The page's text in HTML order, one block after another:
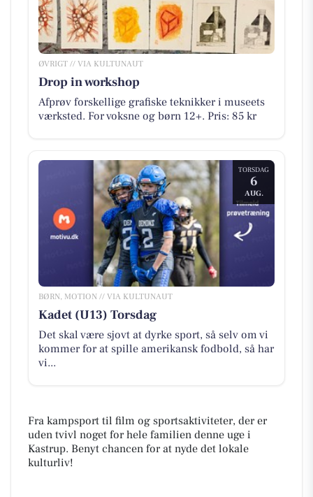
ØVRIGT // VIA KULTUNAUT
Drop in workshop
Afprøv forskellige grafiske teknikker i museets
værksted. For voksne og børn 12+. Pris: 85 kr
TORSDAG
6
AUG.
BØRN, MOTION // VIA KULTUNAUT
Kadet (U13) Torsdag
Det skal være sjovt at dyrke sport, så selv om vi
kommer for at spille amerikansk fodbold, så har
vi...
Fra kampsport til film og sportsaktiviteter, der er
uden tvivl noget for hele familien denne uge i
Kastrup. Benyt chancen for at nyde det lokale
kulturliv!